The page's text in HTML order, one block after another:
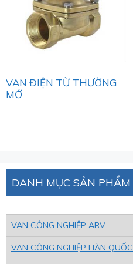
VAN ĐIỆN TỪ THƯỜNG
MỞ
DANH MỤC SẢN PHẨM
VAN CÔNG NGHIỆP ARV
VAN CÔNG NGHIỆP HÀN QUỐC